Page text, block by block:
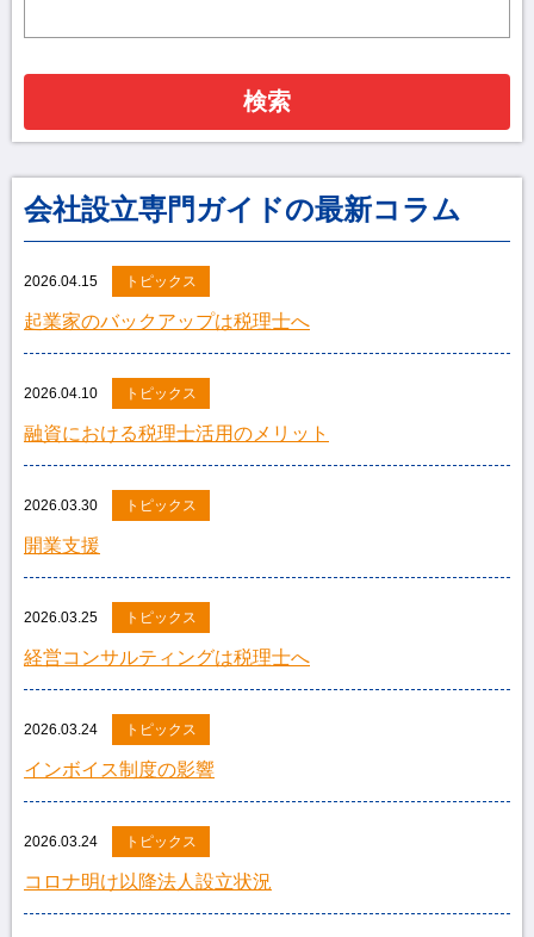
検索
会社設立専門ガイドの最新コラム
2026.04.15 トピックス
起業家のバックアップは税理士へ
2026.04.10 トピックス
融資における税理士活用のメリット
2026.03.30 トピックス
開業支援
2026.03.25 トピックス
経営コンサルティングは税理士へ
2026.03.24 トピックス
インボイス制度の影響
2026.03.24 トピックス
コロナ明け以降法人設立状況